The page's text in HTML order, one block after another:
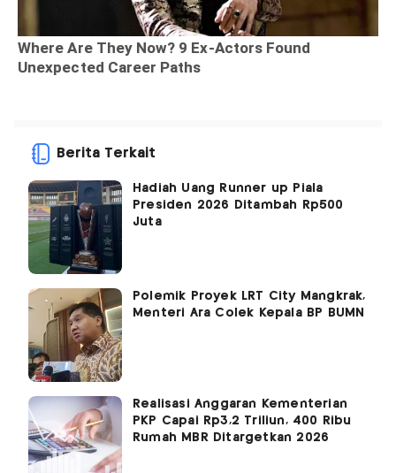
Berita Terkait
Hadiah Uang Runner up Piala
Presiden 2026 Ditambah Rp500
Juta
Polemik Proyek LRT City Mangkrak,
Menteri Ara Colek Kepala BP BUMN
Realisasi Anggaran Kementerian
PKP Capai Rp3,2 Triliun, 400 Ribu
Rumah MBR Ditargetkan 2026